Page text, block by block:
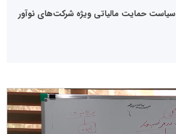
سیاست حمایت مالیاتی ویژه شرکت‌های نوآور